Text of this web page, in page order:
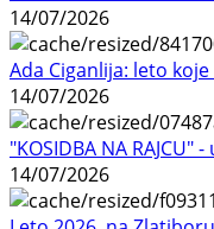
14/07/2026
Ada Ciganlija: leto
14/07/2026
"KOSIDBA NA
14/07/2026